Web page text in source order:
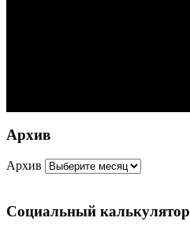
Архив
Архив
Социальный калькулятор